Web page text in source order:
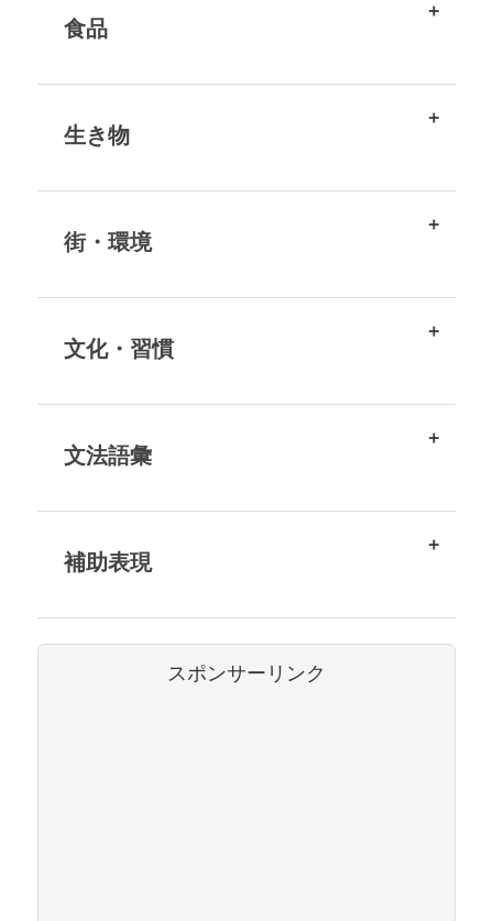
食品
生き物
街・環境
文化・習慣
文法語彙
補助表現
スポンサーリンク